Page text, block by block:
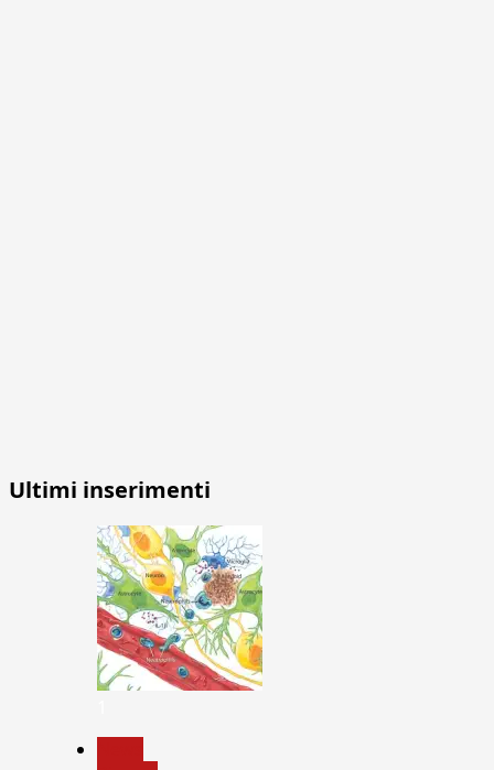
Ultimi inserimenti